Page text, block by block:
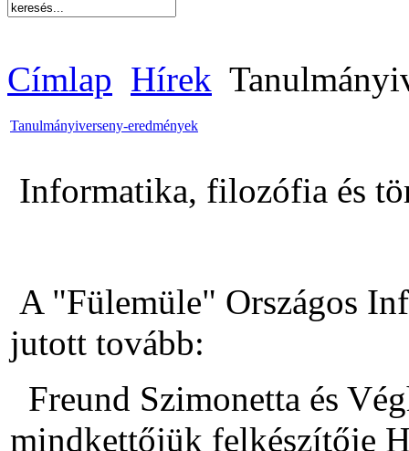
Címlap Hírek
Tanulmányiverseny-eredmények
Informatika, filozófia és
A "Fülemüle" Országos
jutott tovább:
Freund Szimonetta és
mindkettőjük felkészítője